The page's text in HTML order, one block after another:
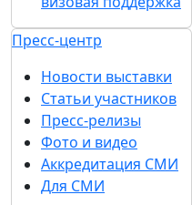
Пресс-центр
Новости выставки
Статьи участников
Пресс-релизы
Фото и видео
Аккредитация СМИ
Для СМИ